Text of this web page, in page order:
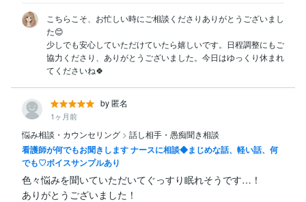
こちらこそ、お忙しい時にご相談くださりありがとうございまし
た😊
少しでも安心していただけていたら嬉しいです。日程調整にもご
協力くださり、ありがとうございました。今日はゆっくり休まれ
てくださいね🍀
by 匿名
1ヶ月前
悩み相談・カウンセリング > 話し相手・愚痴聞き相談
看護師が何でもお聞きします ナースに相談◆まじめな話、軽い話、何
でも♡ボイスサンプルあり
色々悩みを聞いていただいてぐっすり眠れそうです…！
ありがとうございました！